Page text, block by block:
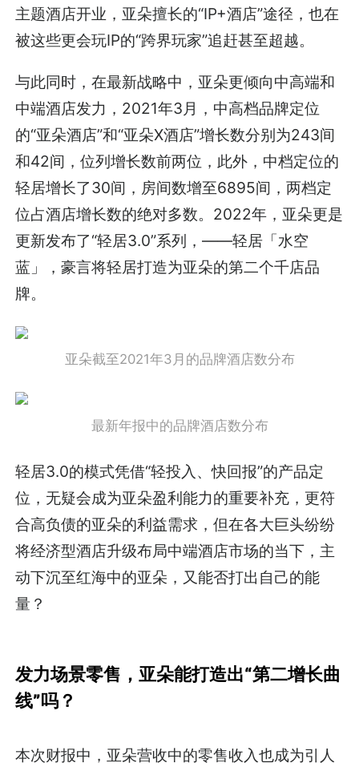
主题酒店开业，亚朵擅长的“IP+酒店”途径，也在
被这些更会玩IP的“跨界玩家”追赶甚至超越。
与此同时，在最新战略中，亚朵更倾向中高端和
中端酒店发力，2021年3月，中高档品牌定位
的“亚朵酒店”和“亚朵X酒店”增长数分别为243间
和42间，位列增长数前两位，此外，中档定位的
轻居增长了30间，房间数增至6895间，两档定
位占酒店增长数的绝对多数。2022年，亚朵更是
更新发布了“轻居3.0”系列，——轻居「水空
蓝」，豪言将轻居打造为亚朵的第二个千店品
牌。
亚朵截至2021年3月的品牌酒店数分布
最新年报中的品牌酒店数分布
轻居3.0的模式凭借“轻投入、快回报”的产品定
位，无疑会成为亚朵盈利能力的重要补充，更符
合高负债的亚朵的利益需求，但在各大巨头纷纷
将经济型酒店升级布局中端酒店市场的当下，主
动下沉至红海中的亚朵，又能否打出自己的能
量？
发力场景零售，亚朵能打造出“第二增长曲
线”吗？
本次财报中，亚朵营收中的零售收入也成为引人